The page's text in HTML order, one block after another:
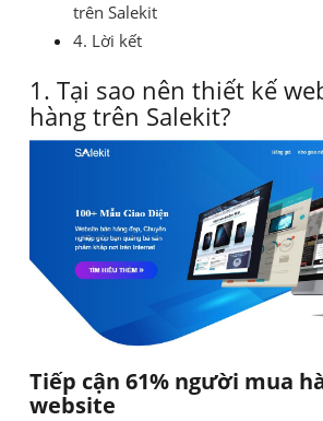
trên Salekit
4. Lời kết
1. Tại sao nên thiết kế
hàng trên Salekit?
Tiếp cận 61% người mua
website